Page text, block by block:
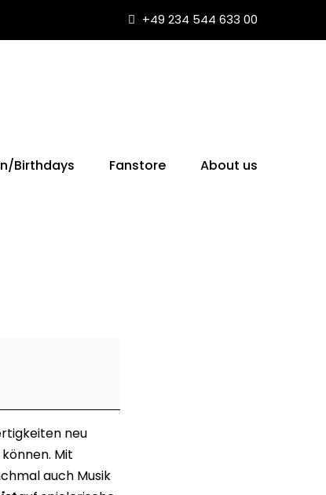
+49 234 544 633 00
Birthdays Fanstore About us
neu
Mit
auch Musik